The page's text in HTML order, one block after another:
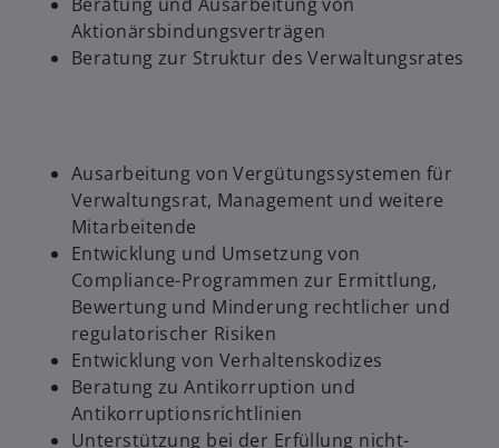
Aktionärsbindungsverträgen
Beratung zur Struktur des Verwaltungsrates
Ausarbeitung von Vergütungssystemen für
Verwaltungsrat, Management und weitere
Mitarbeitende
Entwicklung und Umsetzung von
Compliance-Programmen zur Ermittlung,
Bewertung und Minderung rechtlicher und
regulatorischer Risiken
Entwicklung von Verhaltenskodizes
Beratung zu Antikorruption und
Antikorruptionsrichtlinien
Unterstützung bei der Erfüllung nicht-